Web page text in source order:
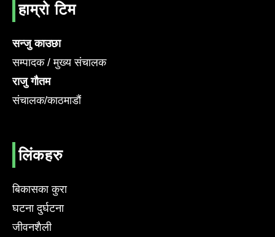
हाम्रो टिम
सन्जु काउछा
सम्पादक / मुख्य संचालक
राजु गौतम
संचालक/काठमाडौं
लिंकहरु
बिकासका कुरा
घटना दुर्घटना
जीवनशैली